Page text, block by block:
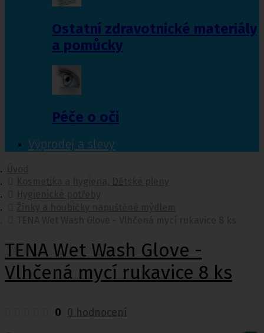
Ostatní zdravotnické materiály
a pomůcky
Péče o oči
Výprodej a slevy
TENA Wet Wash Glove -
Vlhčená mycí rukavice 8 ks
0 0 hodnocení